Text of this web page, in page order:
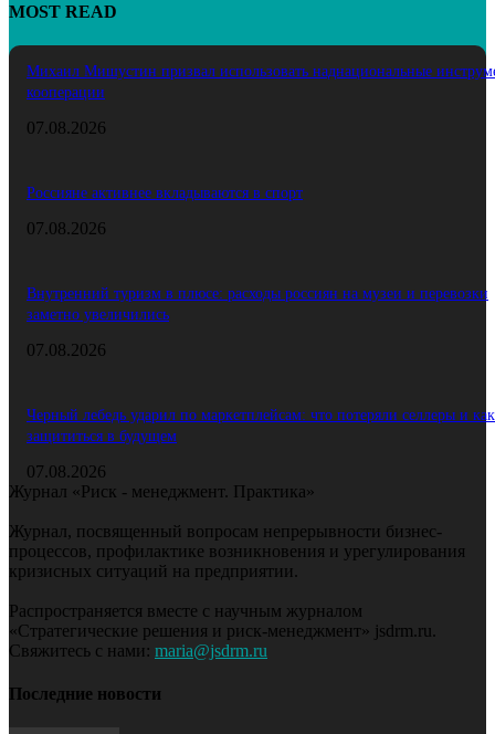
MOST READ
Михаил Мишустин призвал использовать наднациональные
кооперации
07.08.2026
Россияне активнее вкладываются в спорт
07.08.2026
Внутренний туризм в плюсе: расходы россиян на музеи и перевозки
заметно увеличились
07.08.2026
Черный лебедь ударил по маркетплейсам: что потеряли селлеры и как
защититься в будущем
07.08.2026
Журнал «Риск - менеджмент. Практика»
Журнал, посвященный вопросам непрерывности бизнес-
процессов, профилактике возникновения и урегулирования
кризисных ситуаций на предприятии.
Распространяется вместе с научным журналом
«Стратегические решения и риск-менеджмент» jsdrm.ru.
Свяжитесь с нами: maria@jsdrm.ru
Последние новости